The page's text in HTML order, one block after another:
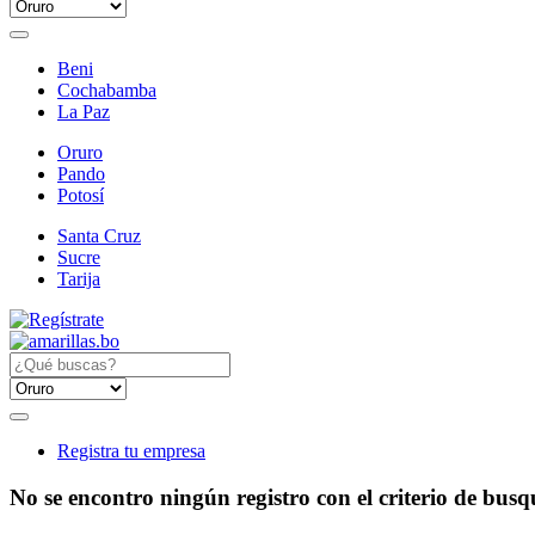
Beni
Cochabamba
La Paz
Oruro
Pando
Potosí
Santa Cruz
Sucre
Tarija
Registra tu empresa
No se encontro ningún registro con el criterio de